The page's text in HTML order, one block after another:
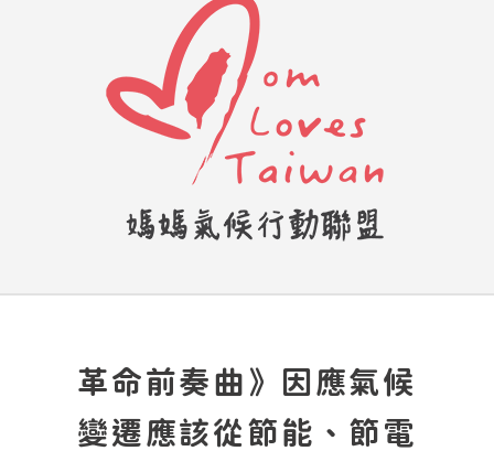
革命前奏曲》因應氣候
變遷應該從節能、節電